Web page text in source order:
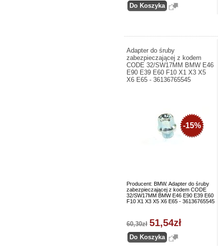
Adapter do śruby
zabezpieczającej z kodem
CODE 32/SW17MM BMW E46
E90 E39 E60 F10 X1 X3 X5
X6 E65 - 36136765545
Producent: BMW. Adapter do śruby
zabezpieczającej z kodem CODE
32/SW17MM BMW E46 E90 E39 E60
F10 X1 X3 X5 X6 E65 - 36136765545
-15%
60,30zł 51,54zł